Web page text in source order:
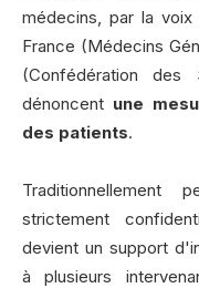
médecins, par la
France (Médecins
(Confédération des
dénoncent une
des patients.
Traditionnellement
strictement
devient un support
à plusieurs